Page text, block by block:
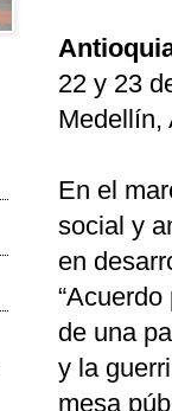
22 y 23
Medellín,
En el
social y
en
de una
y la
mesa